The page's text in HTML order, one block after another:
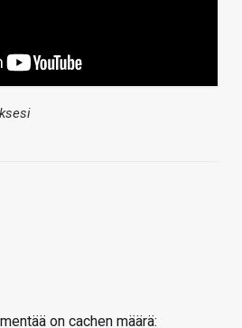
on cachen määrä: